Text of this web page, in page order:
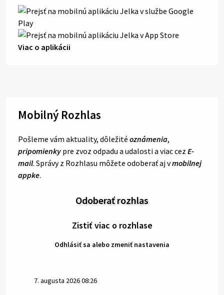
Viac o aplikácii
Mobilný Rozhlas
Pošleme vám aktuality, dôležité oznámenia,
pripomienky pre zvoz odpadu a udalosti a viac cez E-
mail. Správy z Rozhlasu môžete odoberať aj vmobilnej
appke.
Odoberať rozhlas
Zistiť viac o rozhlase
Odhlásiť sa alebo zmeniť nastavenia
7. augusta 2026 08:26